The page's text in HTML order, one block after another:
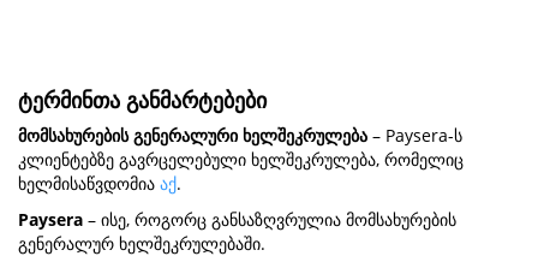
ტერმინთა განმარტებები
მომსახურების გენერალური ხელშეკრულება – Paysera-ს
კლიენტებზე გავრცელებული ხელშეკრულება, რომელიც
ხელმისაწვდომია აქ.
Paysera – ისე, როგორც განსაზღვრულია მომსახურების
გენერალურ ხელშეკრულებაში.